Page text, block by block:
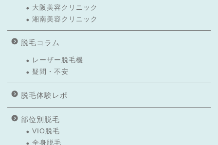
大阪美容クリニック
湘南美容クリニック
脱毛コラム
レーザー脱毛機
疑問・不安
脱毛体験レポ
部位別脱毛
VIO脱毛
全身脱毛